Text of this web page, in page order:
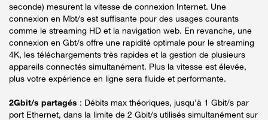
seconde) mesurent la vitesse de connexion Internet. Une
connexion en Mbt/s est suffisante pour des usages courants
comme le streaming HD et la navigation web. En revanche, une
connexion en Gbt/s offre une rapidité optimale pour le streaming
4K, les téléchargements très rapides et la gestion de plusieurs
appareils connectés simultanément. Plus la vitesse est élevée,
plus votre expérience en ligne sera fluide et performante.
2Gbit/s partagés : Débits max théoriques, jusqu’à 1 Gbit/s par
port Ethernet, dans la limite de 2 Gbit/s utilisés simultanément sur